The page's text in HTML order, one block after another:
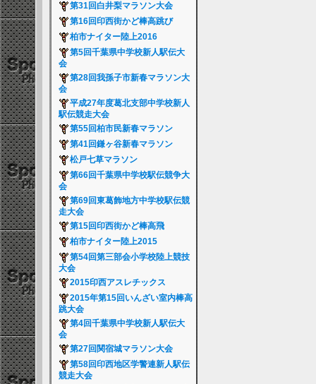
第31回白井梨マラソン大会
第16回印西街かど棒高跳び
柏市ナイター陸上2016
第5回千葉県中学校新人駅伝大
会
第28回我孫子市新春マラソン大
会
平成27年度葛北支部中学校新人
駅伝競走大会
第55回柏市民新春マラソン
第41回鎌ヶ谷新春マラソン
松戸七草マラソン
第66回千葉県中学校駅伝競争大
会
第69回東葛飾地方中学校駅伝競
走大会
第15回印西街かど棒高飛
柏市ナイター陸上2015
第54回第三部会小学校陸上競技
大会
2015印西アスレチックス
2015年第15回いんざい室内棒高
跳大会
第4回千葉県中学校新人駅伝大
会
第27回関宿城マラソン大会
第58回印西地区学警連新人駅伝
競走大会